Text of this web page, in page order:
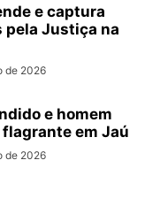
e captura
pela Justiça na
de 2026
e homem
em Jaú
de 2026